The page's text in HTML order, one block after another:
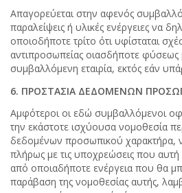
Απαγορεύεται στην αφενός
παραλείψεις ή υλικές ενέργειες να
οποιοδήποτε τρίτο ότι υφίσταται
αντιπροσωπείας οιασδήποτε φύσεως
συμβαλλόμενη εταιρία, εκτός εάν
6. ΠΡΟΣΤΑΣΙΑ ΔΕΔΟΜΕΝΩΝ
Αμφότεροι οι εδώ συμβαλλόμενοι
την εκάστοτε ισχύουσα νομοθεσία
δεδομένων προσωπικού χαρακτήρα,
πλήρως με τις υποχρεώσεις που αυτή
από οποιαδήποτε ενέργεια που θα
παράβαση της νομοθεσίας αυτής,